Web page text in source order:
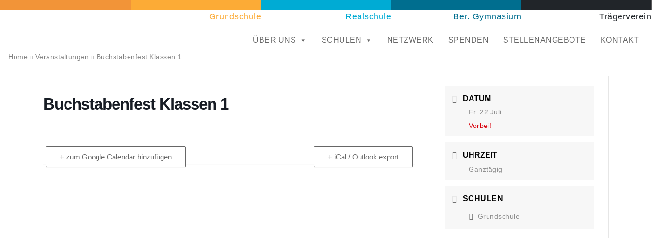
Grundschule Realschule Ber. Gymnasium Trägerverein
ÜBER UNS SCHULEN NETZWERK SPENDEN STELLENANGEBOTE KONTAKT
Home Veranstaltungen Buchstabenfest Klassen 1
Buchstabenfest Klassen 1
+ zum Google Calendar hinzufügen + iCal / Outlook export
DATUM
Fr. 22 Juli
Vorbei!
UHRZEIT
Ganztägig
SCHULEN
Grundschule